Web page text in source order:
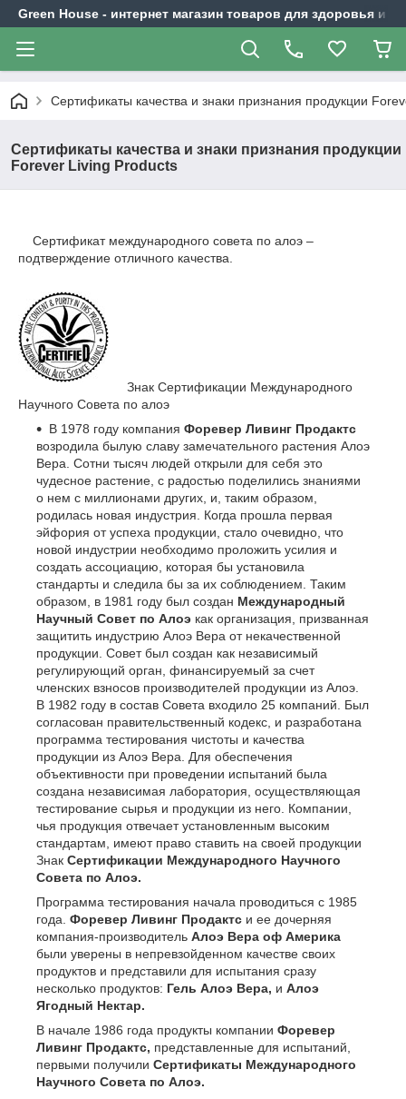
Green House - интернет магазин товаров для здоровья и
Сертификаты качества и знаки признания продукции
Сертификаты качества и знаки признания продукции
Forever Living Products
Сертификат международного совета по алоэ –
подтверждение отличного качества.
Знак Сертификации Международного
Научного Совета по алоэ
В 1978 году компания Форевер Ливинг Продактс
возродила былую славу замечательного растения Алоэ
Вера. Сотни тысяч людей открыли для себя это
чудесное растение, с радостью поделились знаниями
о нем с миллионами других, и, таким образом,
родилась новая индустрия. Когда прошла первая
эйфория от успеха продукции, стало очевидно, что
новой индустрии необходимо проложить усилия и
создать ассоциацию, которая бы установила
стандарты и следила бы за их соблюдением. Таким
образом, в 1981 году был создан Международный
Научный Совет по Алоэ как организация, призванная
защитить индустрию Алоэ Вера от некачественной
продукции. Совет был создан как независимый
регулирующий орган, финансируемый за счет
членских взносов производителей продукции из Алоэ.
В 1982 году в состав Совета входило 25 компаний. Был
согласован правительственный кодекс, и разработана
программа тестирования чистоты и качества
продукции из Алоэ Вера. Для обеспечения
объективности при проведении испытаний была
создана независимая лаборатория, осуществляющая
тестирование сырья и продукции из него. Компании,
чья продукция отвечает установленным высоким
стандартам, имеют право ставить на своей продукции
Знак Сертификации Международного Научного
Совета по Алоэ.
Программа тестирования начала проводиться с 1985
года. Форевер Ливинг Продактс и ее дочерняя
компания-производитель Алоэ Вера оф Америка
были уверены в непревзойденном качестве своих
продуктов и представили для испытания сразу
несколько продуктов: Гель Алоэ Вера, и Алоэ
Ягодный Нектар.
В начале 1986 года продукты компании Форевер
Ливинг Продактс, представленные для испытаний,
первыми получили Сертификаты Международного
Научного Совета по Алоэ.